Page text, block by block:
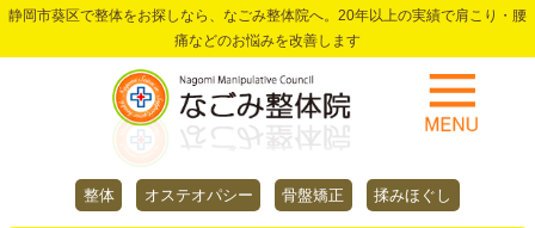
静岡市葵区で整体をお探しなら、なごみ整体院へ。20年以上の実績で肩こり・腰
痛などのお悩みを改善します
整体 オステオパシー 骨盤矯正 揉みほぐし